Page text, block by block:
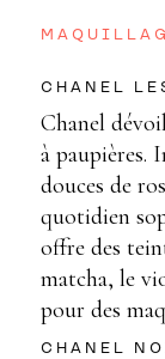
CHANEL
Chanel
à paupières.
douces de
quotidien
offre des
matcha, le
pour des
CHANEL